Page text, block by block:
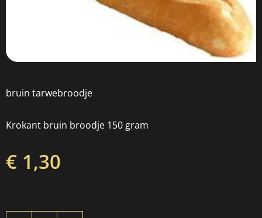
bruin tarwebroodje
Krokant bruin broodje 150 gram
€ 1,30